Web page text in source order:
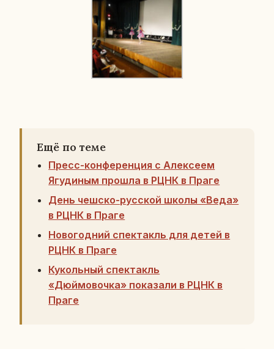
Ещё по теме
Пресс-конференция с Алексеем
Ягудиным прошла в РЦНК в Праге
День чешско-русской школы «Веда»
в РЦНК в Праге
Новогодний спектакль для детей в
РЦНК в Праге
Кукольный спектакль
«Дюймовочка» показали в РЦНК в
Праге